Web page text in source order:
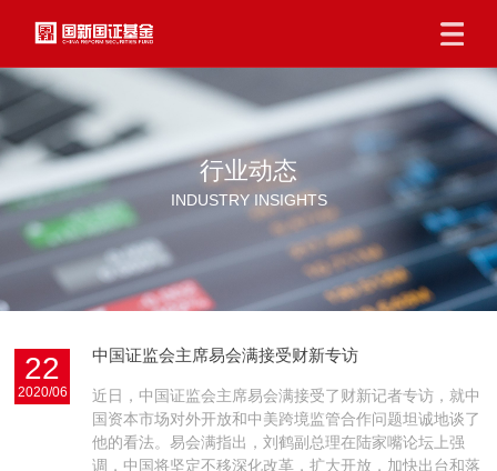
行业动态
INDUSTRY INSIGHTS
22
2020/06
中国证监会主席易会满接受财新专访
近日，中国证监会主席易会满接受了财新记者专访，就中
国资本市场对外开放和中美跨境监管合作问题坦诚地谈了
他的看法。易会满指出，刘鹤副总理在陆家嘴论坛上强
调，中国将坚定不移深化改革，扩大开放，加快出台和落